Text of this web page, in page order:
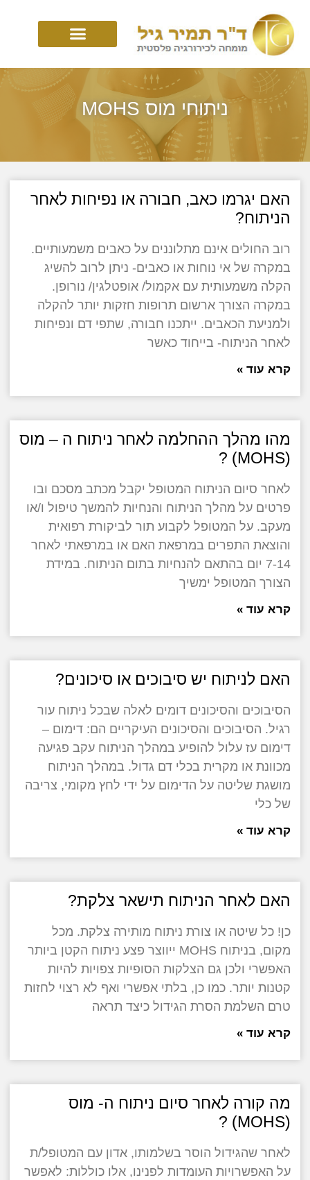
ניתוחי מוס MOHS
האם יגרמו כאב, חבורה או נפיחות לאחר
הניתוח?
רוב החולים אינם מתלוננים על כאבים משמעותיים.
במקרה של אי נוחות או כאבים- ניתן לרוב להשיג
הקלה משמעותית עם אקמול/ אופטלגין/ נורופן.
במקרה הצורך ארשום תרופות חזקות יותר להקלה
ולמניעת הכאבים. ייתכנו חבורה, שתפי דם ונפיחות
לאחר הניתוח- בייחוד כאשר
קרא עוד »
מהו מהלך ההחלמה לאחר ניתוח ה – מוס
(MOHS) ?
לאחר סיום הניתוח המטופל יקבל מכתב מסכם ובו
פרטים על מהלך הניתוח והנחיות להמשך טיפול ו/או
מעקב. על המטופל לקבוע תור לביקורת רפואית
והוצאת התפרים במרפאת האם או במרפאתי לאחר
7-14 יום בהתאם להנחיות בתום הניתוח. במידת
הצורך המטופל ימשיך
קרא עוד »
האם לניתוח יש סיבוכים או סיכונים?
הסיבוכים והסיכונים דומים לאלה שבכל ניתוח עור
רגיל. הסיבוכים והסיכונים העיקריים הם: דימום –
דימום עז עלול להופיע במהלך הניתוח עקב פגיעה
מכוונת או מקרית בכלי דם גדול. במהלך הניתוח
מושגת שליטה על הדימום על ידי לחץ מקומי, צריבה
של כלי
קרא עוד »
האם לאחר הניתוח תישאר צלקת?
כן! כל שיטה או צורת ניתוח מותירה צלקת. מכל
מקום, בניתוח MOHS ייווצר פצע ניתוח הקטן ביותר
האפשרי ולכן גם הצלקות הסופיות צפויות להיות
קטנות יותר. כמו כן, בלתי אפשרי ואף לא רצוי לחזות
טרם השלמת הסרת הגידול כיצד תראה
קרא עוד »
מה קורה לאחר סיום ניתוח ה- מוס
(MOHS) ?
לאחר שהגידול הוסר בשלמותו, אדון עם המטופל/ת
על האפשרויות העומדות לפנינו, אלו כוללות: לאפשר